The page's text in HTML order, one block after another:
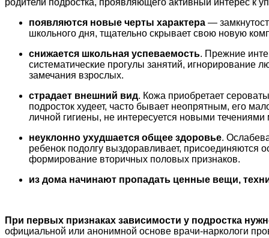
появляются новые черты характера —
школьного дня, тщательно скрывает свою новую
снижается школьная успеваемость. Прежние
систематические прогулы занятий, игнорирование
замечания взрослых.
страдает внешний вид. Кожа приобретает
подросток худеет, часто бывает неопрятным, его
личной гигиены, не интересуется новыми
неуклонно ухудшается общее здоровье.
ребенок подолгу выздоравливает, присоединяются
формирование вторичных половых признаков.
из дома начинают пропадать ценные вещи,
При первых признаках зависимости у подростка
официальной или анонимной основе врачи-наркологи